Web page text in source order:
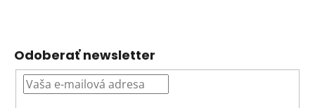
Odoberať newsletter